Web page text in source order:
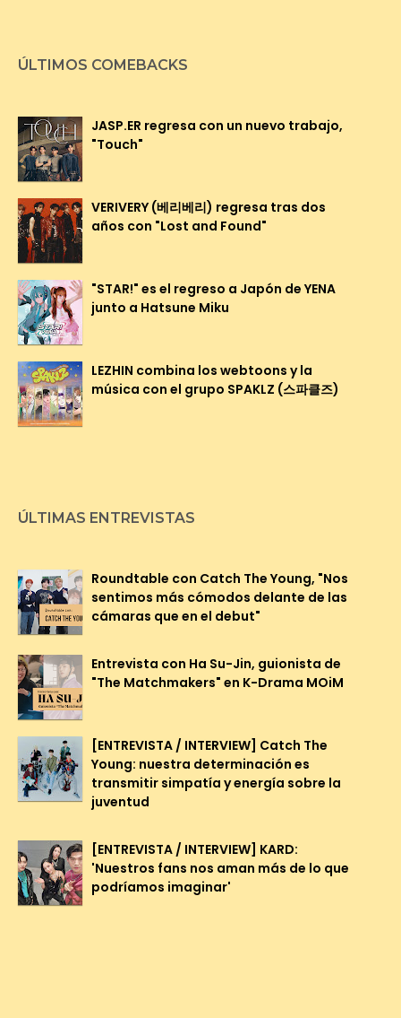
ÚLTIMOS COMEBACKS
JASP.ER regresa con un nuevo trabajo,
"Touch"
VERIVERY (베리베리) regresa tras dos
años con "Lost and Found"
"STAR!" es el regreso a Japón de YENA
junto a Hatsune Miku
LEZHIN combina los webtoons y la
música con el grupo SPAKLZ (스파클즈)
ÚLTIMAS ENTREVISTAS
Roundtable con Catch The Young, "Nos
sentimos más cómodos delante de las
cámaras que en el debut"
Entrevista con Ha Su-Jin, guionista de
"The Matchmakers" en K-Drama MOiM
[ENTREVISTA / INTERVIEW] Catch The
Young: nuestra determinación es
transmitir simpatía y energía sobre la
juventud
[ENTREVISTA / INTERVIEW] KARD:
'Nuestros fans nos aman más de lo que
podríamos imaginar'